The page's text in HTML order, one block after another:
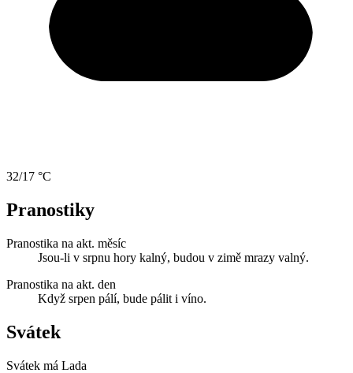
32/17 °C
Pranostiky
Pranostika na akt. měsíc
Jsou-li v srpnu hory kalný, budou v zimě mrazy valný.
Pranostika na akt. den
Když srpen pálí, bude pálit i víno.
Svátek
Svátek má Lada